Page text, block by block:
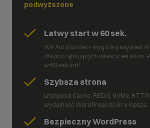
podwyższone
Łatwy start w 60 sek.
WP AutoBuilder - wygodny asystent
dla początkujących właścicieli stron.
w 60 sekund!
Szybsza strona
LiteSpeed Cache, REDIS, NVMe, HTTP/
wydajność WordPress do 67 x lepsza.
Bezpieczny WordPress